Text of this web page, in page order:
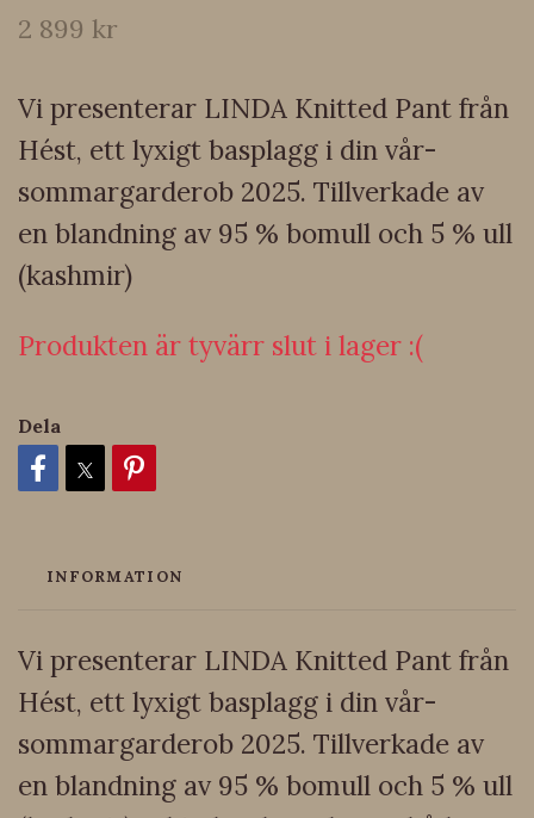
2 899 kr
Vi presenterar LINDA Knitted Pant från
Hést, ett lyxigt basplagg i din vår-
sommargarderob 2025. Tillverkade av
en blandning av 95 % bomull och 5 % ull
(kashmir)
Produkten är tyvärr slut i lager :(
Dela
INFORMATION
Vi presenterar LINDA Knitted Pant från
Hést, ett lyxigt basplagg i din vår-
sommargarderob 2025. Tillverkade av
en blandning av 95 % bomull och 5 % ull